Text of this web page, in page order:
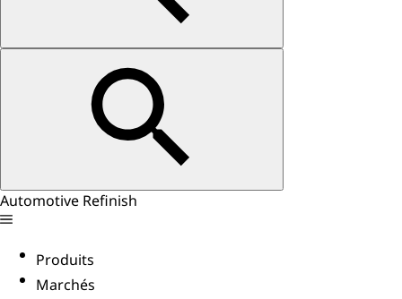
Automotive Refinish
Produits
Marchés